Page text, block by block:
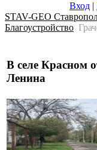
Вход |
STAV-GEO
Благоустройство
В селе Красном
Ленина